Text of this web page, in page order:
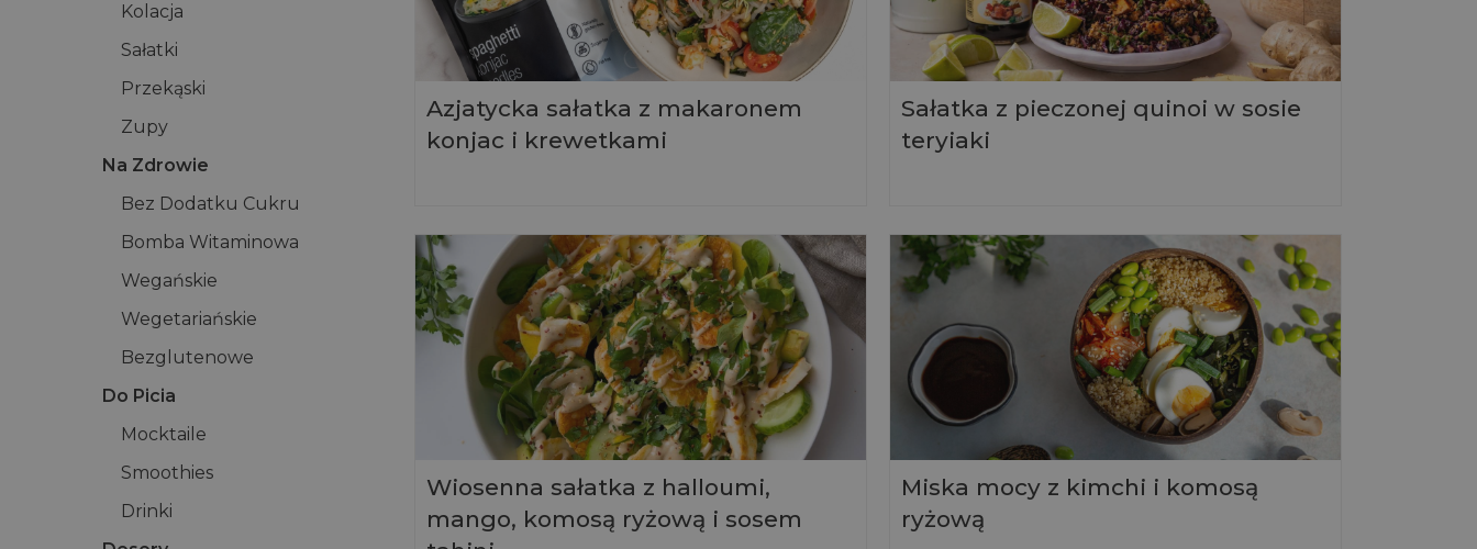
Kolacja
Sałatki
Przekąski
Zupy
Na Zdrowie
Bez Dodatku Cukru
Bomba Witaminowa
Wegańskie
Wegetariańskie
Bezglutenowe
Do Picia
Mocktaile
Smoothies
Drinki
Azjatycka sałatka z makaronem
konjac i krewetkami
Sałatka z pieczonej quinoi w sosie
teryiaki
Wiosenna sałatka z halloumi,
mango, komosą ryżową i sosem
Miska mocy z kimchi i komosą
ryżową